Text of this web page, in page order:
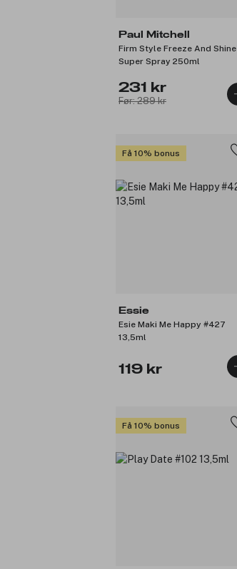
Paul Mitchell
Firm Style Freeze And Shine
Super Spray 250ml
231 kr
Før: 289 kr
Få 10% bonus
Essie
Esie Maki Me Happy #427
13,5ml
119 kr
Få 10% bonus